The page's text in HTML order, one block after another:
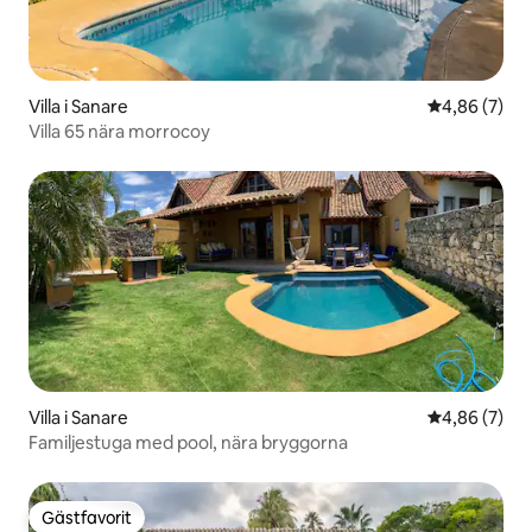
Villa i Sanare 4,86 av 5 i
4,86 (7)
Villa 65 nära morrocoy
Villa i Sanare 4,86 av 5 i
4,86 (7)
Familjestuga med pool, nära bryggorna
Gästfavorit
Gästfavorit